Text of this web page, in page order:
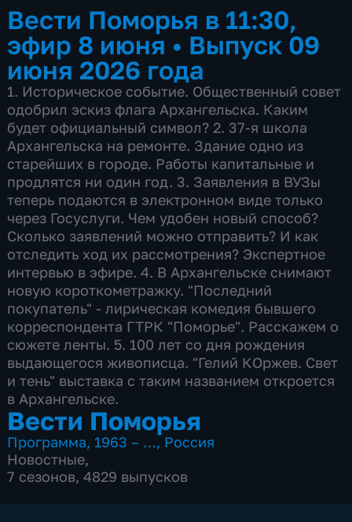
тень»
Вести Поморья в 11:30,
эфир 8 июня • Выпуск 09
июня 2026 года
1. Историческое событие. Общественный совет
одобрил эскиз флага Архангельска. Каким
будет официальный символ? 2. 37-я школа
Архангельска на ремонте. Здание одно из
старейших в городе. Работы капитальные и
продлятся ни один год. 3. Заявления в ВУЗы
теперь подаются в электронном виде только
через Госуслуги. Чем удобен новый способ?
Сколько заявлений можно отправить? И как
отследить ход их рассмотрения? Экспертное
интервью в эфире. 4. В Архангельске снимают
новую короткометражку. "Последний
покупатель" - лирическая комедия бывшего
корреспондента ГТРК "Поморье". Расскажем о
сюжете ленты. 5. 100 лет со дня рождения
выдающегося живописца. "Гелий КОржев. Свет
и тень" выставка с таким названием откроется
в Архангельске.
Вести Поморья
Программа, 1963 – …, Россия
Новостные,
7 сезонов, 4829 выпусков